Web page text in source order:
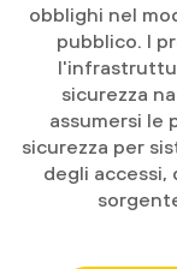
obblighi nel
pubblico. I
sicurezza
assumersi le
sicurezza per
degli